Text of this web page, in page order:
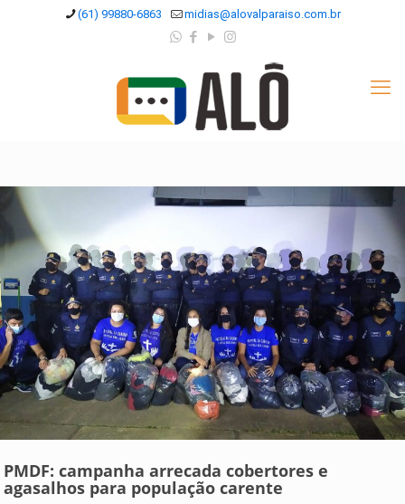
(61) 99880-6863 midias@alovalparaiso.com.br
PMDF: campanha arrecada cobertores e
agasalhos para população carente